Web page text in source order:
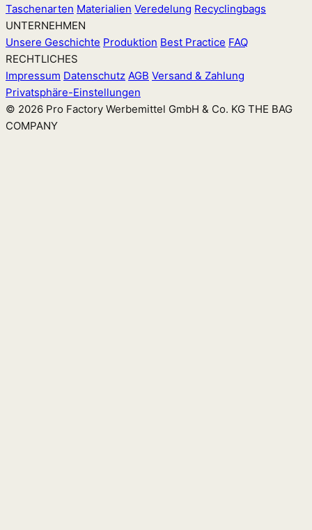
Taschenarten Materialien Veredelung Recyclingbags
UNTERNEHMEN
Unsere Geschichte Produktion Best Practice FAQ
RECHTLICHES
Impressum Datenschutz AGB Versand & Zahlung
Privatsphäre-Einstellungen
© 2026 Pro Factory Werbemittel GmbH & Co. KG THE BAG
COMPANY